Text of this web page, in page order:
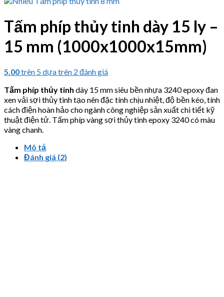
Tấm phíp thủy tinh dày 15 ly –
15 mm (1000x1000x15mm)
5.00trên 5 dựa trên 2 đánh giá
Tấm phíp thủy tinh dày 15 mm siêu bền nhựa 3240 epoxy đan
xen vải sợi thủy tinh tạo nên đặc tính chịu nhiệt, độ bền kéo, tính
cách điện hoàn hảo cho ngành công nghiệp sản xuất chi tiết kỹ
thuật điện tử. Tấm phíp vàng sợi thủy tinh epoxy 3240 có màu
vàng chanh.
Mô tả
Đánh giá (2)